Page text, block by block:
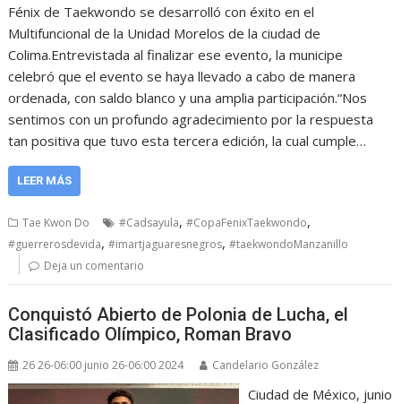
Fénix de Taekwondo se desarrolló con éxito en el
Multifuncional de la Unidad Morelos de la ciudad de
Colima.Entrevistada al finalizar ese evento, la municipe
celebró que el evento se haya llevado a cabo de manera
ordenada, con saldo blanco y una amplia participación.“Nos
sentimos con un profundo agradecimiento por la respuesta
tan positiva que tuvo esta tercera edición, la cual cumple…
LEER MÁS
Tae Kwon Do #Cadsayula,#CopaFenixTaekwondo,
#guerrerosdevida,#imartjaguaresnegros,#taekwondoManzanillo
Deja un comentario
Conquistó Abierto de Polonia de Lucha, el
Clasificado Olímpico, Roman Bravo
26 26-06:00 junio 26-06:00 2024 Candelario González
Ciudad de México, junio